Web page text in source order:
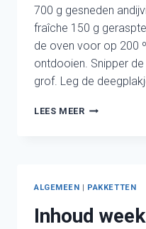
700 g gesneden
fraîche 150 g
de oven voor op 200
ontdooien. Snipper
grof. Leg de
LEES MEER
ALGEMEEN | PAKKETTEN
Inhoud